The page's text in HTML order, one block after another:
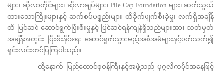
များ၊ ဆိုလာတိုင်များ၊ ဆိုလာချပ်များ၊ Pile Cap Foundation များ၊ ဆက်သွယ်
ထားသောကြိုးများနှင့် ဆက်စပ်ပစ္စည်းများ ထိခိုက်ပျက်စီးခဲ့မှု၊ လက်ရှိအချိန်
ထိ ပြင်ဆင် ဆောင်ရွက်ပြီးစီးမှုနှင့် ပြင်ဆင်ရန်ကျန်ရှိသည်များအား သတ်မှတ်
အချိန်အတွင်း ပြီးစီးနိုင်ရေး ဆောင်ရွက်သွားမည့်အစီအမံများနှင့်ပတ်သက်၍
ရှင်းလင်းတင်ပြကြပါသည်။
ထို့နောက် ပြည်ထောင်စုဝန်ကြီးနှင့်အဖွဲ့သည် ပုဂ္ဂလိကပိုင်အနေဖြင့်